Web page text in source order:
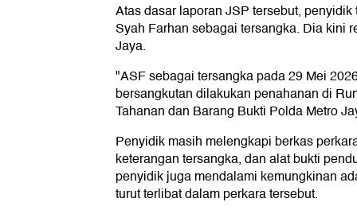
Atas dasar laporan JSP tersebut,
Syah Farhan sebagai tersangka. Dia kini
Jaya.
"ASF sebagai tersangka pada 29 Mei
bersangkutan dilakukan penahanan di
Tahanan dan Barang Bukti Polda Metro
Penyidik masih melengkapi berkas
keterangan tersangka, dan alat bukti
penyidik juga mendalami kemungkinan
turut terlibat dalam perkara tersebut.